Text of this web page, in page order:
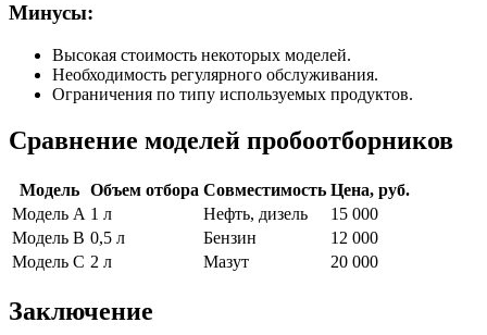
Минусы:
Высокая стоимость некоторых моделей.
Необходимость регулярного обслуживания.
Ограничения по типу используемых продуктов.
Сравнение моделей пробоотборников
Модель Объем отбора Совместимость Цена, руб.
Модель А 1 л Нефть, дизель
15 000
Модель B 0,5 л Бензин
12 000
Модель C 2 л Мазут 20 000
Заключение